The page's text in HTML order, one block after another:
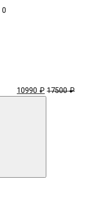
0
10990 ₽ 17500 ₽